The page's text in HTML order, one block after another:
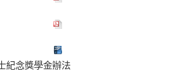
紀念獎學金辦法